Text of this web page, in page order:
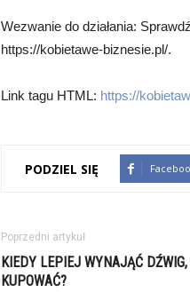
Wezwanie do działania:
https://kobietawe-biznesie.pl/.
Link tagu HTML: https://
PODZIEL SIĘ
Poprzedni artykuł
KIEDY LEPIEJ WYNAJĄĆ
KUPOWAĆ?